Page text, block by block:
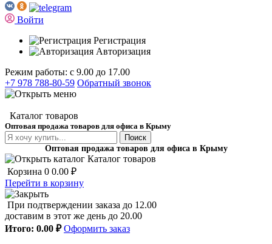
Войти
Регистрация
Авторизация
Режим работы: с 9.00 до 17.00
+7 978 788-80-59 Обратный звонок
Каталог товаров
Оптовая продажа товаров для офиса в Крыму
Поиск
Оптовая продажа товаров для офиса в Крыму
Каталог товаров
Корзина 0 0.00 ₽
Перейти в корзину
При подтверждении заказа до 12.00
доставим в этот же день до 20.00
Итого: 0.00 ₽ Оформить заказ